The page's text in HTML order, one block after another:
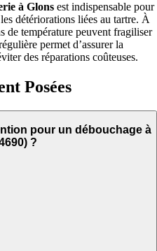
à Glons est indispensable pour
détériorations liées au tartre. À
de température peuvent fragiliser
permet d’assurer la
des réparations coûteuses.
Posées
pour un débouchage à
?